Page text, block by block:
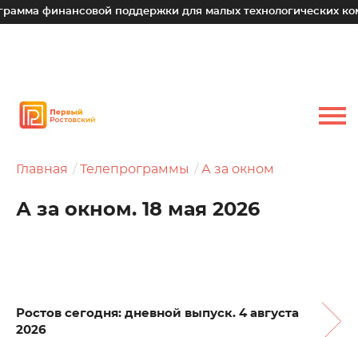
поддержки для малых технологических компаний
Главная Телепрограммы А за окном
А за окном. 18 мая 2026
Ростов сегодня: дневной выпуск. 4 августа
2026